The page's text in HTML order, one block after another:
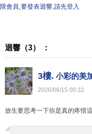
限會員,要發表迴響,請先登入
迴響（3） ：
3樓. 小彩的美
2026/06/15 00:32
放生要思考一下你是真的疼惜